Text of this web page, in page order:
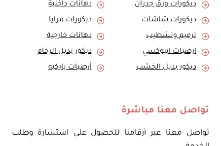
ديكورات ورق جدران
دهانات داخلية
ديكورات شاشات
ديكورات مرايا
ترميم وتشطيب
دهانات خارجية
ارضيات ايبوكسي
ديكور بديل الرخام
ديكور بديل الخشب
أرضيات باركيه
تواصل معنا مباشرة
تواصل معنا عبر أرقامنا للحصول على استشارة وطلب